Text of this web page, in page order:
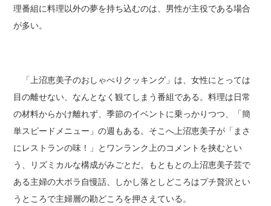
理番組に料理以外の夢を持ち込むのは、男性が主役である場合
が多い。
「上沼恵美子のおしゃべりクッキング」は、女性にとっては
目の離せない、なんとなく観てしまう番組である。料理は日常
の材料からかけ離れず、季節のイベントに乗っかりつつ、「簡
単スピードメニュー」の週もある。そこへ上沼恵美子が「まさ
にレストランの味！」とワンランク上のコメントを挟むとい
う、リズミカルな構成がみごとだ。もともとの上沼恵美子芸で
ある主婦の大ボラ自慢話、しかし落としどころはプチ贅沢とい
うところで主婦層の勘どころを押さえている。